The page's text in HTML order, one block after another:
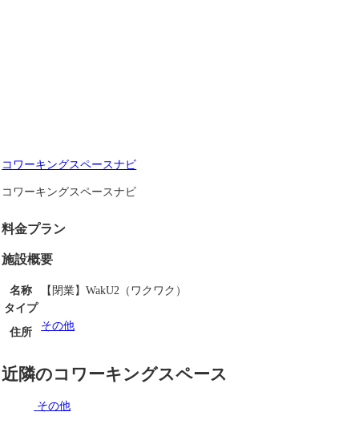
コワーキングスペースナビ
コワーキングスペースナビ
料金プラン
施設概要
名称
【閉業】WakU2（ワクワク）
タイプ
住所
その他
近隣のコワーキングスペース
その他